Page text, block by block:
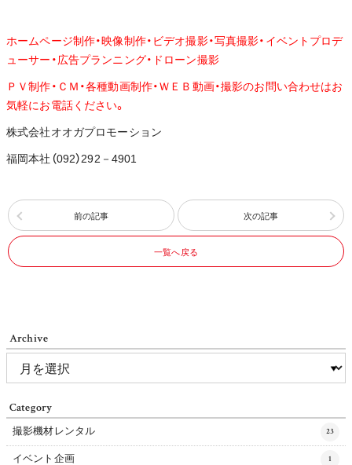
ホームページ制作・映像制作・ビデオ撮影・写真撮影・イベントプロデ
ューサー・広告プランニング・ドローン撮影
ＰＶ制作・ＣＭ・各種動画制作・ＷＥＢ動画・撮影のお問い合わせはお
気軽にお電話ください。
株式会社オオガプロモーション
福岡本社（092）292－4901
前の記事 次の記事
一覧へ戻る
Archive
Category
撮影機材レンタル 23
イベント企画 1